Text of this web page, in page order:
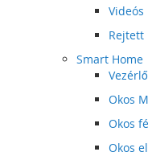
Rejtett
Smart Home
Okos
Okos
Okos